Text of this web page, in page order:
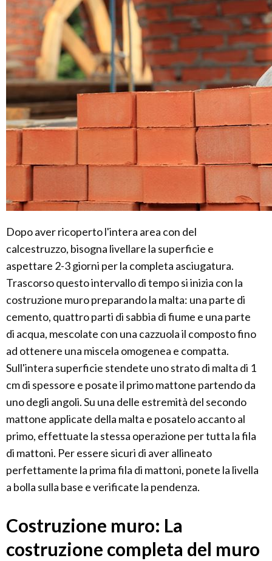
Dopo aver ricoperto l'intera area con del
calcestruzzo, bisogna livellare la superficie e
aspettare 2-3 giorni per la completa asciugatura.
Trascorso questo intervallo di tempo si inizia con la
costruzione muro preparando la malta: una parte di
cemento, quattro parti di sabbia di fiume e una parte
di acqua, mescolate con una cazzuola il composto fino
ad ottenere una miscela omogenea e compatta.
Sull'intera superficie stendete uno strato di malta di 1
cm di spessore e posate il primo mattone partendo da
uno degli angoli. Su una delle estremità del secondo
mattone applicate della malta e posatelo accanto al
primo, effettuate la stessa operazione per tutta la fila
di mattoni. Per essere sicuri di aver allineato
perfettamente la prima fila di mattoni, ponete la livella
a bolla sulla base e verificate la pendenza.
Costruzione muro: La
costruzione completa del muro